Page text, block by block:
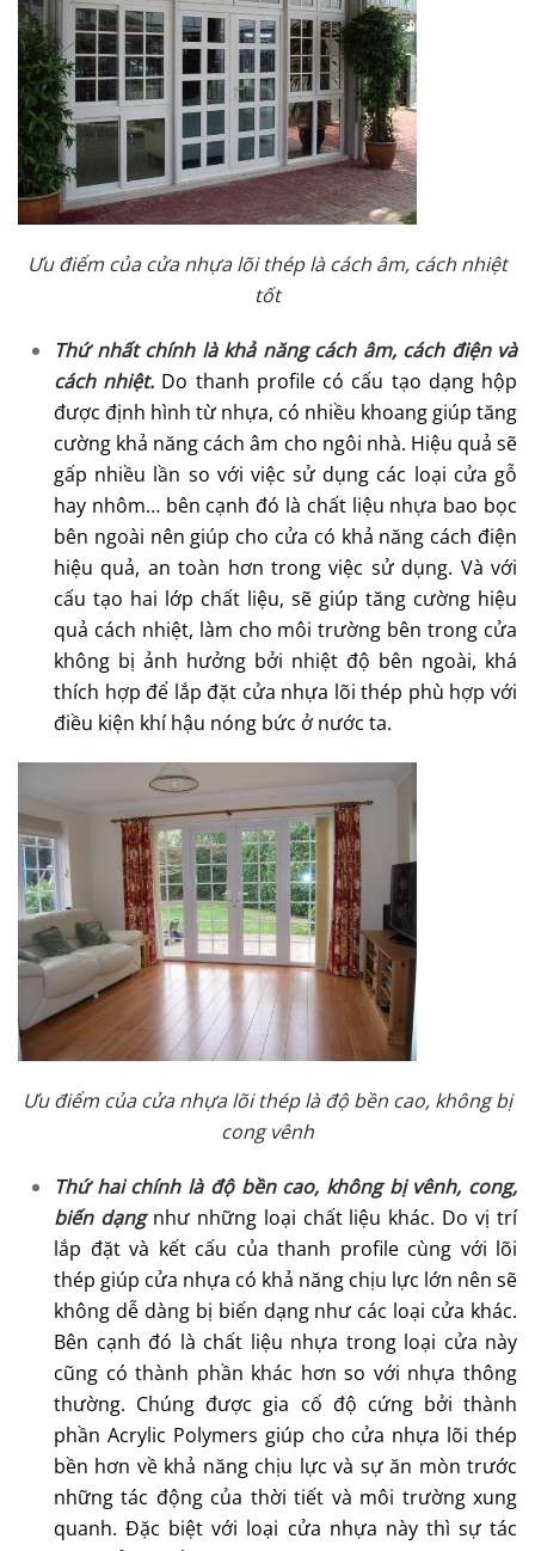
Ưu điểm của cửa nhựa lõi thép là cách âm, cách nhiệt
tốt
Thứ nhất chính là khả năng cách âm, cách điện và
cách nhiệt. Do thanh profile có cấu tạo dạng hộp
được định hình từ nhựa, có nhiều khoang giúp tăng
cường khả năng cách âm cho ngôi nhà. Hiệu quả sẽ
gấp nhiều lần so với việc sử dụng các loại cửa gỗ
hay nhôm… bên cạnh đó là chất liệu nhựa bao bọc
bên ngoài nên giúp cho cửa có khả năng cách điện
hiệu quả, an toàn hơn trong việc sử dụng. Và với
cấu tạo hai lớp chất liệu, sẽ giúp tăng cường hiệu
quả cách nhiệt, làm cho môi trường bên trong cửa
không bị ảnh hưởng bởi nhiệt độ bên ngoài, khá
thích hợp để lắp đặt cửa nhựa lõi thép phù hợp với
điều kiện khí hậu nóng bức ở nước ta.
Ưu điểm của cửa nhựa lõi thép là độ bền cao, không bị
cong vênh
Thứ hai chính là độ bền cao, không bị vênh, cong,
biến dạng như những loại chất liệu khác. Do vị trí
lắp đặt và kết cấu của thanh profile cùng với lõi
thép giúp cửa nhựa có khả năng chịu lực lớn nên sẽ
không dễ dàng bị biến dạng như các loại cửa khác.
Bên cạnh đó là chất liệu nhựa trong loại cửa này
cũng có thành phần khác hơn so với nhựa thông
thường. Chúng được gia cố độ cứng bởi thành
phần Acrylic Polymers giúp cho cửa nhựa lõi thép
bền hơn về khả năng chịu lực và sự ăn mòn trước
những tác động của thời tiết và môi trường xung
quanh. Đặc biệt với loại cửa nhựa này thì sự tác